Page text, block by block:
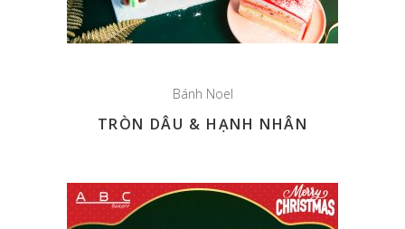
Bánh Noel
TRÒN DÂU & HẠNH NHÂN